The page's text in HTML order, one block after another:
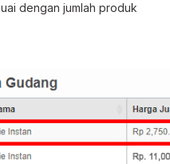
dengan jumlah produk